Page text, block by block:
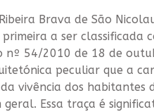
Brava de São
a ser classificada
nº 54/2010 de 18 de
peculiar que a
vivência dos habitantes
geral. Essa traça é